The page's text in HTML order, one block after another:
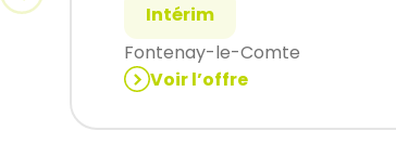
Intérim
Fontenay-le-Comte
Voir l’offre
: